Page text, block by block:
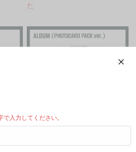
入力してください。
た